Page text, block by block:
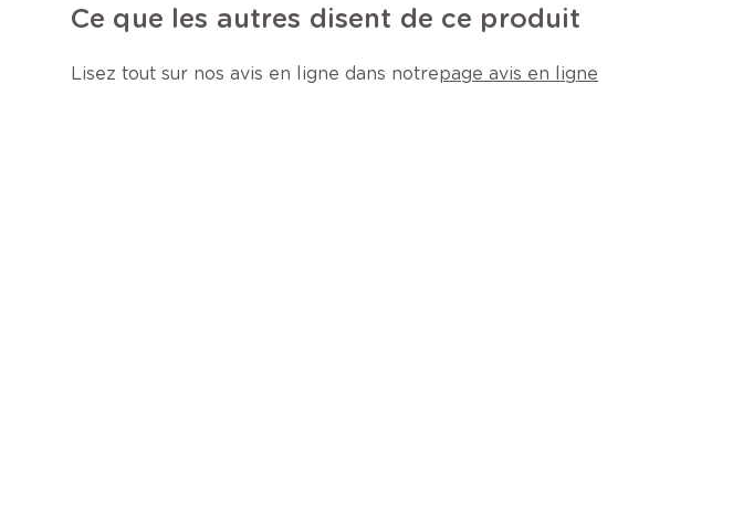
Ce que les autres disent de ce produit
Lisez tout sur nos avis en ligne dans notrepage avis en ligne